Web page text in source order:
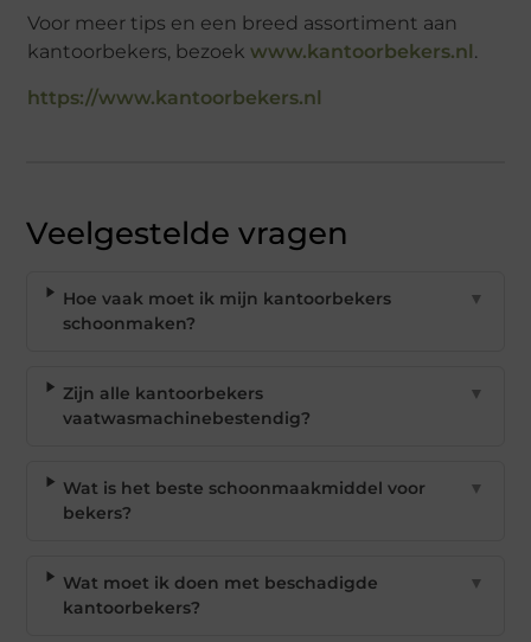
Voor meer tips en een breed assortiment aan
kantoorbekers, bezoek www.kantoorbekers.nl.
https://www.kantoorbekers.nl
Veelgestelde vragen
Hoe vaak moet ik mijn kantoorbekers
schoonmaken?
▼
Zijn alle kantoorbekers
vaatwasmachinebestendig?
▼
Wat is het beste schoonmaakmiddel voor
bekers?
▼
Wat moet ik doen met beschadigde
kantoorbekers?
▼